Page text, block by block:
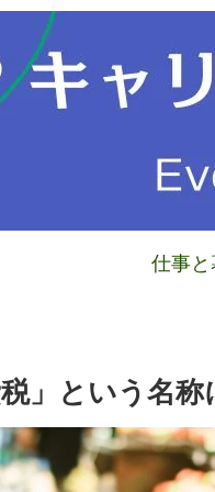
仕事と
」という名